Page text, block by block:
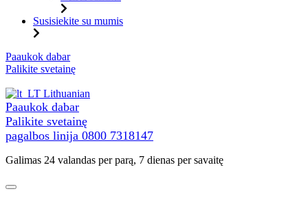
Susisiekite su mumis
Pereiti
prie
Paaukok dabar
Palikite svetainę
Lithuanian
Paaukok dabar
Palikite svetainę
pagalbos linija 0800 7318147
Galimas 24 valandas per parą, 7 dienas per savaitę